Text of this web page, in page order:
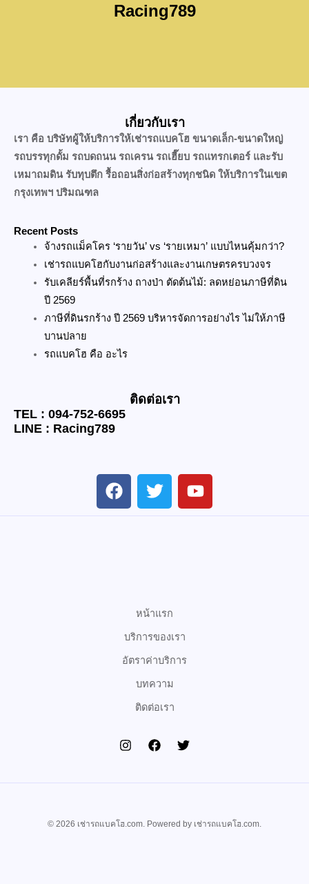
Racing789
เกี่ยวกับเรา
เรา คือ บริษัทผู้ให้บริการให้เช่ารถแบคโฮ ขนาดเล็ก-ขนาดใหญ่
รถบรรทุกดั้ม รถบดถนน รถเครน รถเฮี๊ยบ รถแทรกเตอร์ และรับ
เหมาถมดิน รับทุบตึก รื้อถอนสิ่งก่อสร้างทุกชนิด ให้บริการในเขต
กรุงเทพฯ ปริมณฑล
Recent Posts
จ้างรถแม็คโคร ‘รายวัน’ vs ‘รายเหมา’ แบบไหนคุ้มกว่า?
เช่ารถแบคโฮกับงานก่อสร้างและงานเกษตรครบวงจร
รับเคลียร์พื้นที่รกร้าง ถางป่า ตัดต้นไม้: ลดหย่อนภาษีที่ดิน
ปี 2569
ภาษีที่ดินรกร้าง ปี 2569 บริหารจัดการอย่างไร ไม่ให้ภาษี
บานปลาย
รถแบคโฮ คือ อะไร
ติดต่อเรา
TEL : 094-752-6695
LINE : Racing789
F
a
c
T
w
i
Y
o
u
หน้าแรก
บริการของเรา
อัตราค่าบริการ
บทความ
ติดต่อเรา
© 2026 เช่ารถแบคโฮ.com. Powered by เช่ารถแบคโฮ.com.